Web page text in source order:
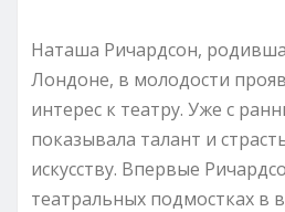
Наташа Ричардсон,
Лондоне, в молодости
интерес к театру. Уже с
показывала талант и
искусству. Впервые
театральных подмостках в